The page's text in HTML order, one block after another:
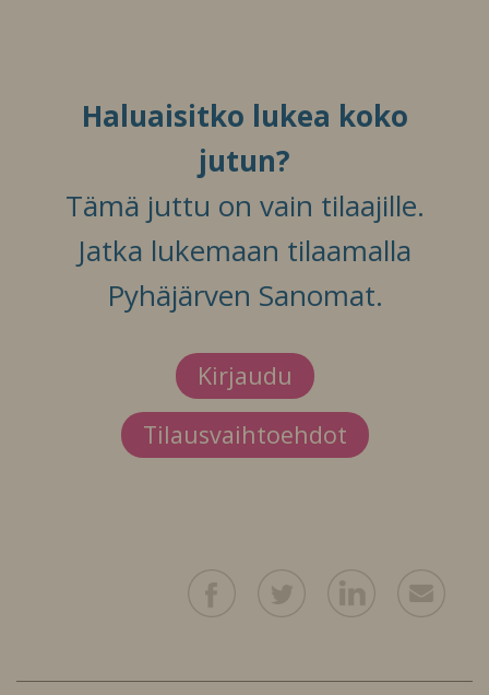
Haluaisitko lukea koko
jutun?
Tämä juttu on vain tilaajille.
Jatka lukemaan tilaamalla
Pyhäjärven Sanomat.
Kirjaudu
Tilausvaihtoehdot